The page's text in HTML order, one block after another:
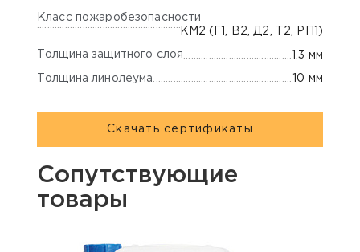
Класс пожаробезопасности
КМ2 (Г1, В2, Д2, Т2, РП1)
Толщина защитного слоя 1.3 мм
Толщина линолеума 10 мм
Скачать сертификаты
Сопутствующие
товары